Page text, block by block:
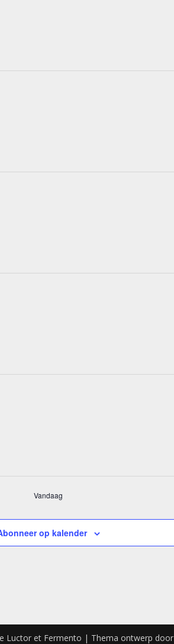
Vandaag
op kalender
Luctor et Fermento | Thema ontwerp door